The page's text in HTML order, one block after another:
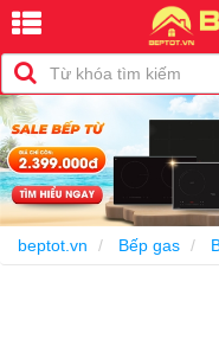
beptot.vn Bếp gas
-22%